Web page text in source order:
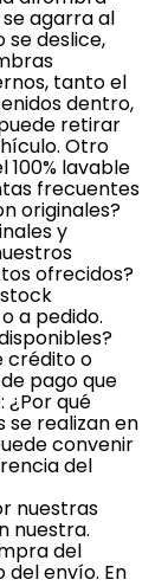
agarra al
se deslice,
tanto el
dentro,
retirar
Otro
lavable
frecuentes
originales?
y
ofrecidos?
a pedido.
crédito o
pago que
¿Por qué
se realizan en
convenir
del
nuestras
nuestra.
del
envío. En